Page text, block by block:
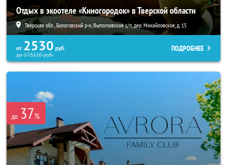
Отдых в экоотеле «Киногородок» в Тверской области
Тверская обл., Бологовский р-н, Выползовское с/п, дер. Михайловское, д. 15
от 2530 руб.
до173110руб.
ПОДРОБНЕЕ
до 37%